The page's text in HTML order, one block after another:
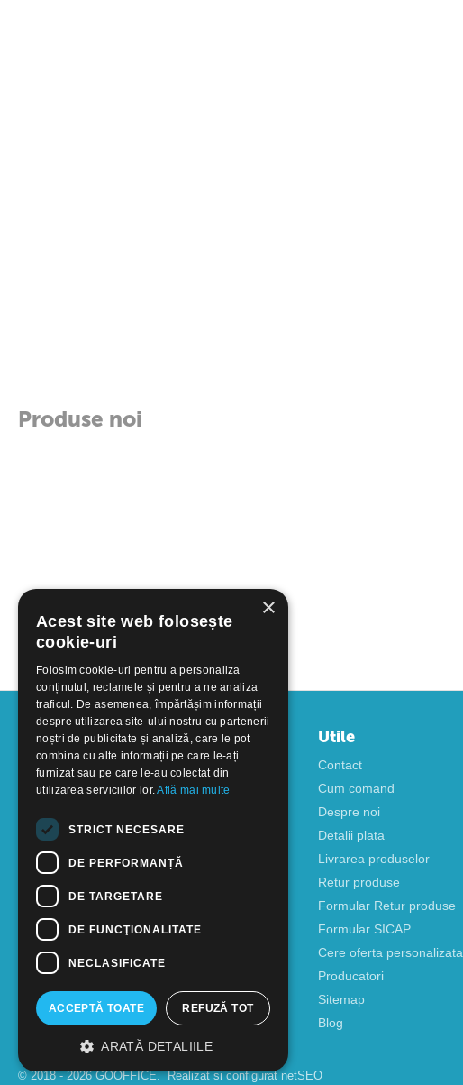
Produse noi
Contul meu
Creati cont
Utile
Contact
Cum comand
Despre noi
Detalii plata
Livrarea produselor
Retur produse
Formular Retur produse
Formular SICAP
Cere oferta personalizata
Producatori
Sitemap
Blog
© 2018 - 2026 GOOFFICE. Realizat si configuratnetSEO
×
Acest site web folosește
cookie-uri
Folosim cookie-uri pentru a personaliza
conținutul, reclamele și pentru a ne analiza
traficul. De asemenea, împărtășim informații
despre utilizarea site-ului nostru cu partenerii
noștri de publicitate și analiză, care le pot
combina cu alte informații pe care le-ați
furnizat sau pe care le-au colectat din
utilizarea serviciilor lor.Află mai multe
STRICT NECESARE
DE PERFORMANȚĂ
DE TARGETARE
DE FUNCŢIONALITATE
NECLASIFICATE
ACCEPTĂ TOATE REFUZĂ TOT
ARATĂ DETALIILE